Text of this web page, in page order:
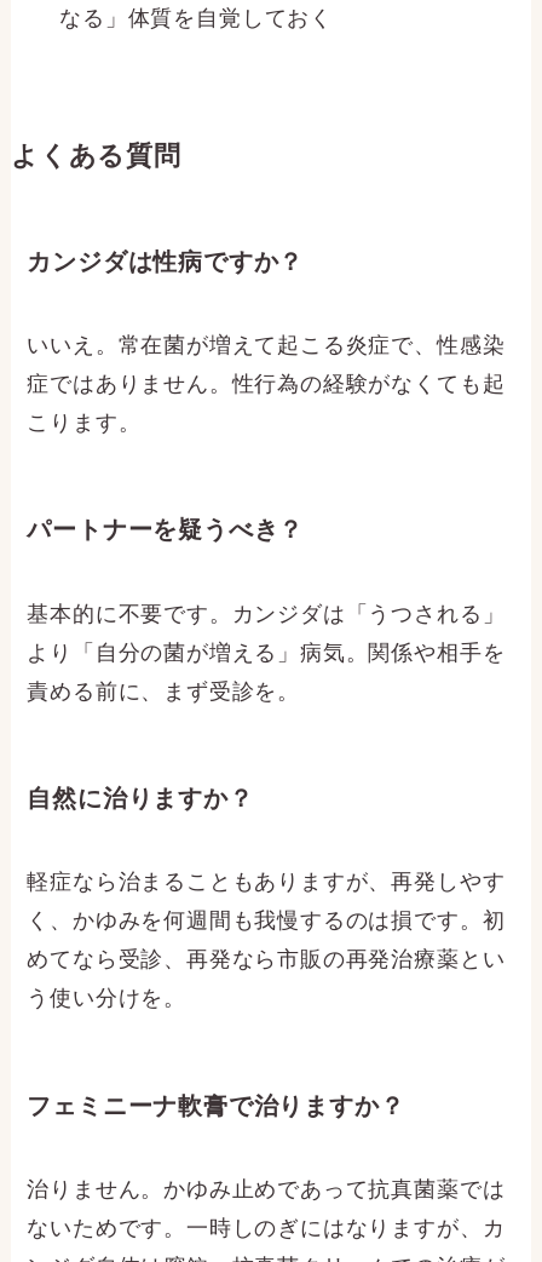
なる」体質を自覚しておく
よくある質問
カンジダは性病ですか？
いいえ。常在菌が増えて起こる炎症で、性感染
症ではありません。性行為の経験がなくても起
こります。
パートナーを疑うべき？
基本的に不要です。カンジダは「うつされる」
より「自分の菌が増える」病気。関係や相手を
責める前に、まず受診を。
自然に治りますか？
軽症なら治まることもありますが、再発しやす
く、かゆみを何週間も我慢するのは損です。初
めてなら受診、再発なら市販の再発治療薬とい
う使い分けを。
フェミニーナ軟膏で治りますか？
治りません。かゆみ止めであって抗真菌薬では
ないためです。一時しのぎにはなりますが、カ